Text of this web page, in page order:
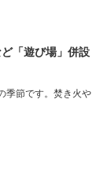
「遊び場」併設
季節です。焚き火や